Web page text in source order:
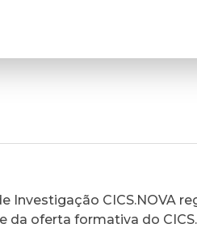
Investigação CICS.NOVA
oferta formativa do